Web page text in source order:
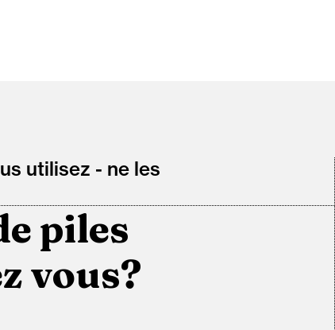
utilisez - ne les
piles
vous?